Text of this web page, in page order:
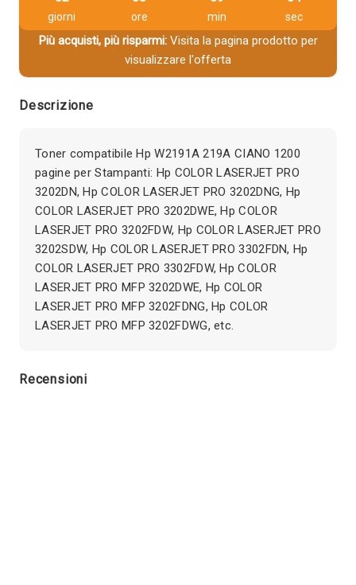
giorni ore min sec
Più acquisti, più risparmi:Visita la pagina prodotto per
visualizzare l'offerta
Descrizione
Toner compatibile Hp W2191A 219A CIANO 1200
pagine per Stampanti: Hp COLOR LASERJET PRO
3202DN, Hp COLOR LASERJET PRO 3202DNG, Hp
COLOR LASERJET PRO 3202DWE, Hp COLOR
LASERJET PRO 3202FDW, Hp COLOR LASERJET PRO
3202SDW, Hp COLOR LASERJET PRO 3302FDN, Hp
COLOR LASERJET PRO 3302FDW, Hp COLOR
LASERJET PRO MFP 3202DWE, Hp COLOR
LASERJET PRO MFP 3202FDNG, Hp COLOR
LASERJET PRO MFP 3202FDWG, etc.
Recensioni